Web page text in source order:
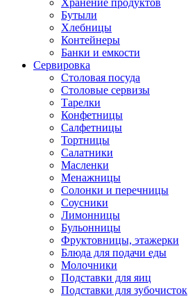
Хранение продуктов
Бутыли
Хлебницы
Контейнеры
Банки и емкости
Сервировка
Столовая посуда
Столовые сервизы
Тарелки
Конфетницы
Салфетницы
Тортницы
Салатники
Масленки
Менажницы
Солонки и перечницы
Соусники
Лимонницы
Бульонницы
Фруктовницы, этажерки
Блюда для подачи еды
Молочники
Подставки для яиц
Подставки для зубочисток